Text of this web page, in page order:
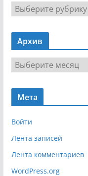
Н
а
в
г
я
Архив
р
х
Мета
Войти
Лента записей
Лента комментариев
WordPress.org